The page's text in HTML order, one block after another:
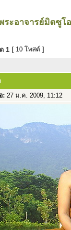
ะอาจารย์มิตซูโ
1 [ 10 โพสต์ ]
: 27 ม.ค. 2009, 11:12